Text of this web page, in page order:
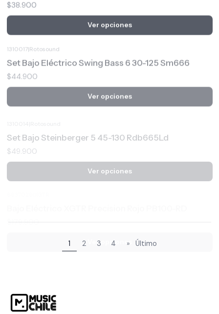
Set Bajo Eléctrico Swing Bass 6 30-125 Sm666
$44.900
1310014|Rotosound
Set Bajo Steinberger 5 45-130 Rdb665Ld
6937029 |XGTR
Bajo Eléctrico XGTR Precision Rojo PB100-RD
1 2 3 4 » Último